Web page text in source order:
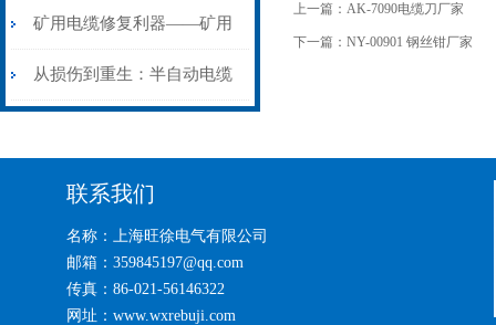
生”
安装与接线：精准修复的工
艺基石
矿用电缆修复利器——矿用
电缆热补机智能控温，安全
从损伤到重生：半自动电缆
上一篇： AK-7090电缆刀厂家
下一篇： NY-00901 钢丝钳厂家
联系我们
名称：上海旺徐电气有限公司
邮箱：359845197@qq.com
传真：86-021-56146322
网址：www.wxrebuji.com